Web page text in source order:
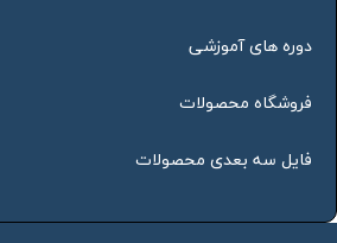
دوره های آموزشی
فروشگاه محصولات
فایل سه بعدی محصولات